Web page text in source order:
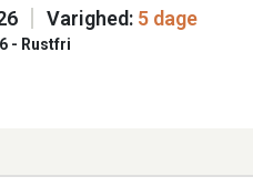
Varighed: 5 dage
- Rustfri